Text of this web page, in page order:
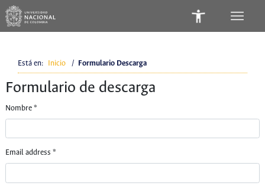
Está en: Inicio / Formulario Descarga
Formulario de descarga
Nombre *
Email address *